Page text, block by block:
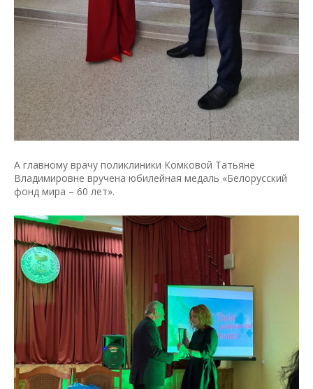
А главному врачу поликлиники Комковой Татьяне
Владимировне вручена юбилейная медаль «Белорусский
фонд мира – 60 лет».